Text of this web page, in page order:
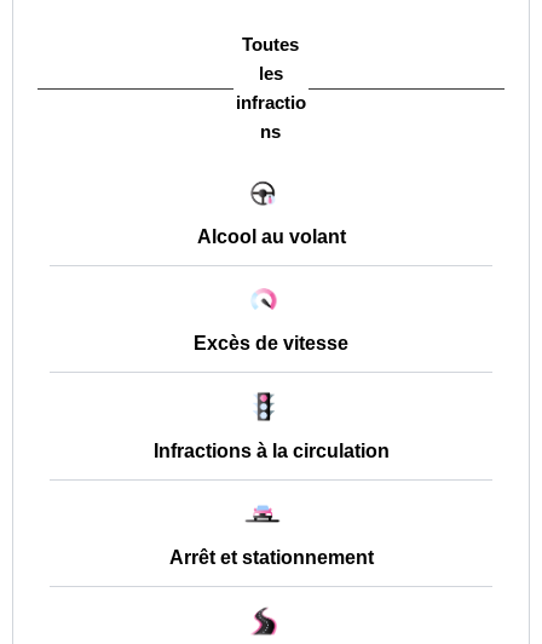
Toutes
les
infractio
ns
Alcool au volant
Excès de vitesse
Infractions à la circulation
Arrêt et stationnement